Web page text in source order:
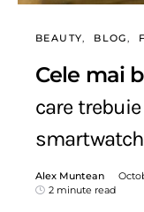
BEAUTY BLOG
Cele mai
care
smartwatch
Alex Muntean
2 minute read